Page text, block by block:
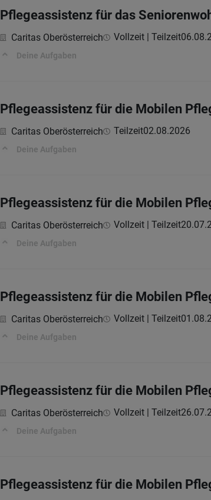
Pflegeassistenz für das
Caritas Oberösterreich Vollzeit | Teilzeit
Deine Aufgaben
Pflegeassistenz für die Mobilen
Caritas Oberösterreich Teilzeit02.08.2026
Deine Aufgaben
Pflegeassistenz für die Mobilen
Caritas Oberösterreich Vollzeit | Teilzeit
Deine Aufgaben
Pflegeassistenz für die Mobilen
Caritas Oberösterreich Vollzeit | Teilzeit
Deine Aufgaben
Pflegeassistenz für die Mobilen
Caritas Oberösterreich Vollzeit | Teilzeit
Deine Aufgaben
Pflegeassistenz für die Mobilen